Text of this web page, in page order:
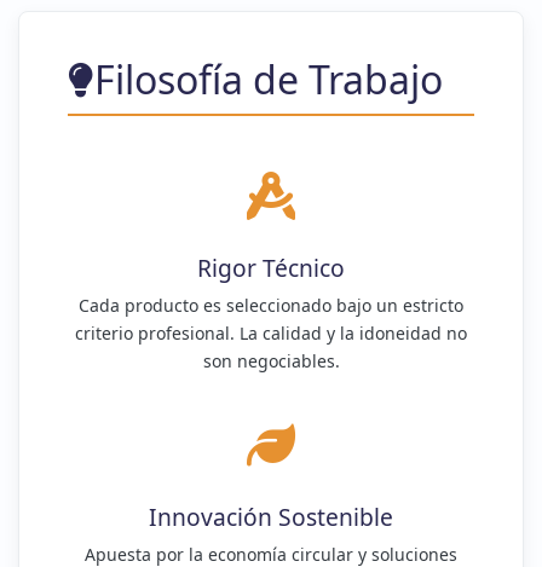
Filosofía de Trabajo
Rigor Técnico
Cada producto es seleccionado bajo un estricto
criterio profesional. La calidad y la idoneidad no
son negociables.
Innovación Sostenible
Apuesta por la economía circular y soluciones